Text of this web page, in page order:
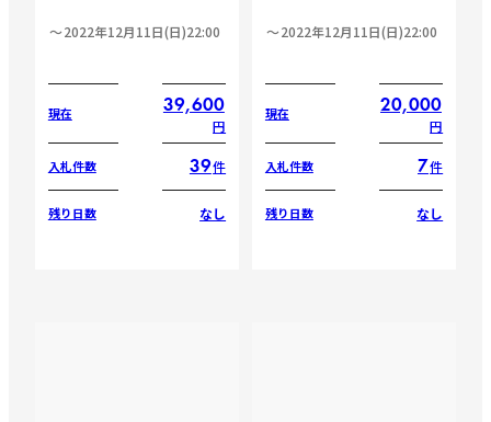
2022年12月11日(日)22:00
現在 39,600
円
入札件数 39件
残り日数 なし
2022年12月11日(日)22:00
現在 20,000
円
入札件数 7件
残り日数 なし